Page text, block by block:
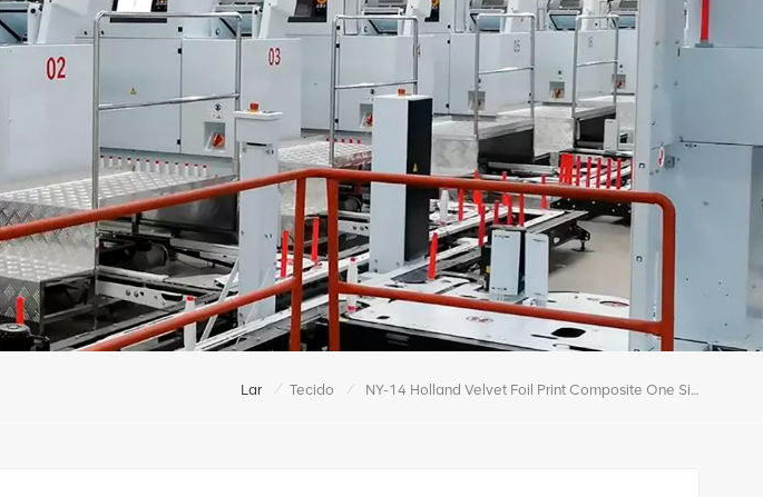
Lar / Tecido / NY-14 Holland Velvet Foil Print Composite One Side Brush Para Móveis Estofados Tecidos